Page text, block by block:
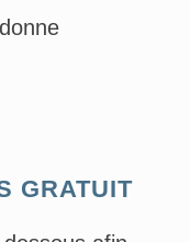
GRATUIT